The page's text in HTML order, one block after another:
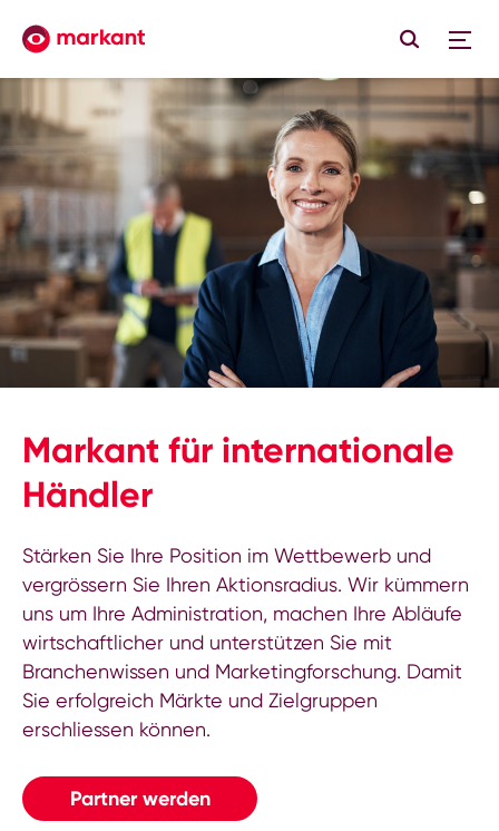
Markant für internationale
Händler
Stärken Sie Ihre Position im Wettbewerb und
vergrössern Sie Ihren Aktionsradius. Wir kümmern
uns um Ihre Administration, machen Ihre Abläufe
wirtschaftlicher und unterstützen Sie mit
Branchenwissen und Marketingforschung. Damit
Sie erfolgreich Märkte und Zielgruppen
erschliessen können.
Partner werden